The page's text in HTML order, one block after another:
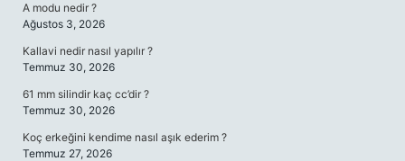
A modu nedir ?
Ağustos 3, 2026
Kallavi nedir nasıl yapılır ?
Temmuz 30, 2026
61 mm silindir kaç cc’dir ?
Temmuz 30, 2026
Koç erkeğini kendime nasıl aşık ederim ?
Temmuz 27, 2026